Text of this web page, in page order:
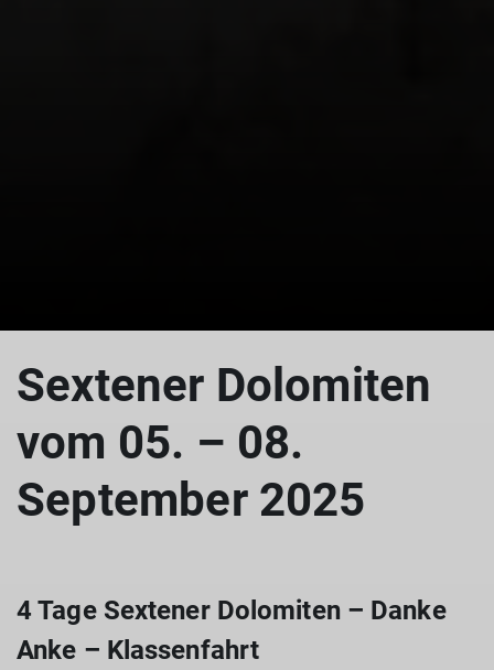
Sextener Dolomiten
vom 05. – 08.
September 2025
4 Tage Sextener Dolomiten – Danke
Anke – Klassenfahrt